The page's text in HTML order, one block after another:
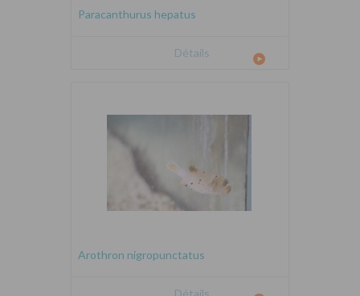
Paracanthurus hepatus
Détails
Arothron nigropunctatus
Détails